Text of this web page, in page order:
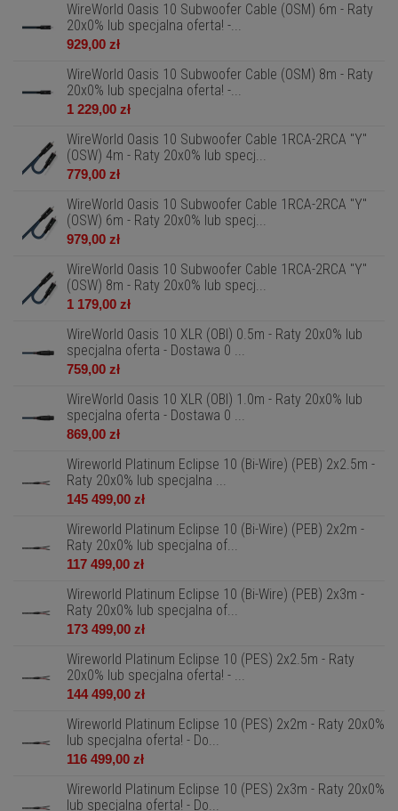
WireWorld Oasis 10 Subwoofer Cable (OSM) 6m - Raty
20x0% lub specjalna oferta! -...
929,00 zł
WireWorld Oasis 10 Subwoofer Cable (OSM) 8m - Raty
20x0% lub specjalna oferta! -...
1 229,00 zł
WireWorld Oasis 10 Subwoofer Cable 1RCA-2RCA "Y"
(OSW) 4m - Raty 20x0% lub specj...
779,00 zł
WireWorld Oasis 10 Subwoofer Cable 1RCA-2RCA "Y"
(OSW) 6m - Raty 20x0% lub specj...
979,00 zł
WireWorld Oasis 10 Subwoofer Cable 1RCA-2RCA "Y"
(OSW) 8m - Raty 20x0% lub specj...
1 179,00 zł
WireWorld Oasis 10 XLR (OBI) 0.5m - Raty 20x0% lub
specjalna oferta - Dostawa 0 ...
759,00 zł
WireWorld Oasis 10 XLR (OBI) 1.0m - Raty 20x0% lub
specjalna oferta - Dostawa 0 ...
869,00 zł
Wireworld Platinum Eclipse 10 (Bi-Wire) (PEB) 2x2.5m -
Raty 20x0% lub specjalna ...
145 499,00 zł
Wireworld Platinum Eclipse 10 (Bi-Wire) (PEB) 2x2m -
Raty 20x0% lub specjalna of...
117 499,00 zł
Wireworld Platinum Eclipse 10 (Bi-Wire) (PEB) 2x3m -
Raty 20x0% lub specjalna of...
173 499,00 zł
Wireworld Platinum Eclipse 10 (PES) 2x2.5m - Raty
20x0% lub specjalna oferta! - ...
144 499,00 zł
Wireworld Platinum Eclipse 10 (PES) 2x2m - Raty 20x0%
lub specjalna oferta! - Do...
116 499,00 zł
Wireworld Platinum Eclipse 10 (PES) 2x3m - Raty 20x0%
lub specjalna oferta! - Do...